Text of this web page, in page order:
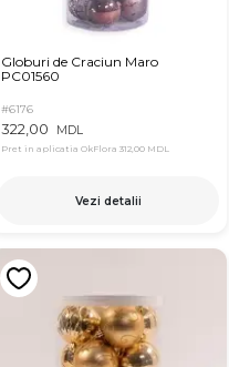
Globuri de Craciun Maro
PC01560
#6176
322,00 MDL
Pret in aplicatia OkFlora 312,00 MDL
Vezi detalii